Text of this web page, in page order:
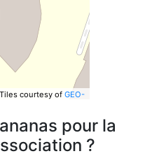
Tiles courtesy of GEO-
pour la
?